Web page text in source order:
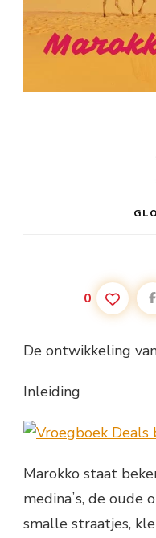
0
De ontwikkeling
Inleiding
Marokko staat
medinaʼs, de
smalle straatjes,